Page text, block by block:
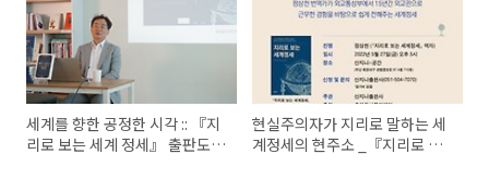
세계를 향한 공정한 시각 :: 『지
리로 보는 세계 정세』 출판도시
현실주의자가 지리로 말하는 세
계정세의 현주소 _『지리로 보